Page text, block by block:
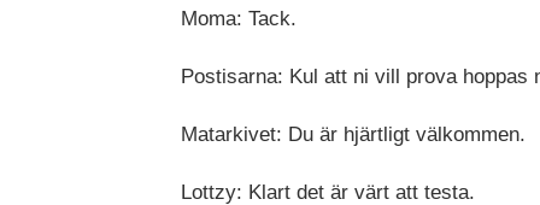
Moma: Tack.
Postisarna: Kul att ni vill prova hoppas
Matarkivet: Du är hjärtligt välkommen.
Lottzy: Klart det är värt att testa.